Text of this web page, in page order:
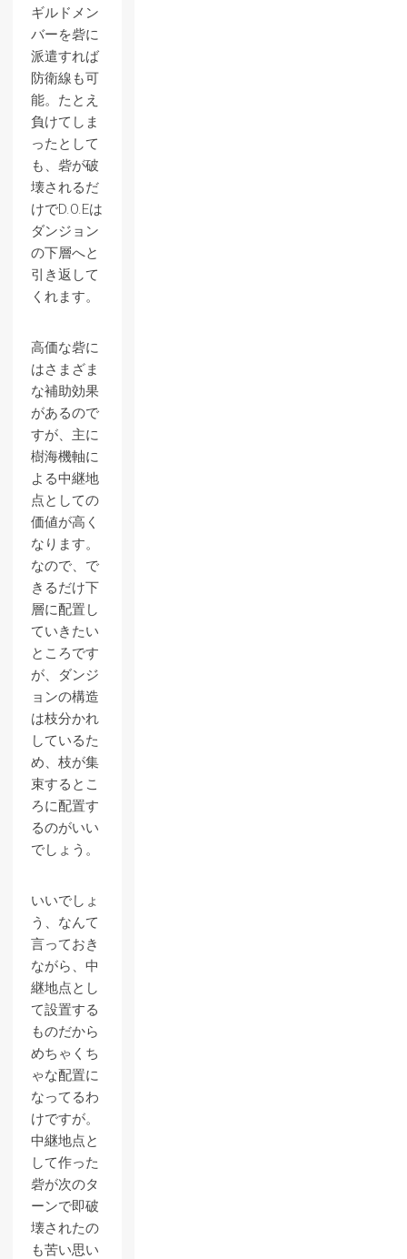
ギルドメン
バーを砦に
派遣すれば
防衛線も可
能。たとえ
負けてしま
ったとして
も、砦が破
壊されるだ
けでD.O.Eは
ダンジョン
の下層へと
引き返して
くれます。
高価な砦に
はさまざま
な補助効果
があるので
すが、主に
樹海機軸に
よる中継地
点としての
価値が高く
なります。
なので、で
きるだけ下
層に配置し
ていきたい
ところです
が、ダンジ
ョンの構造
は枝分かれ
しているた
め、枝が集
束するとこ
ろに配置す
るのがいい
でしょう。
いいでしょ
う、なんて
言っておき
ながら、中
継地点とし
て設置する
ものだから
めちゃくち
ゃな配置に
なってるわ
けですが。
中継地点と
して作った
砦が次のタ
ーンで即破
壊されたの
も苦い思い